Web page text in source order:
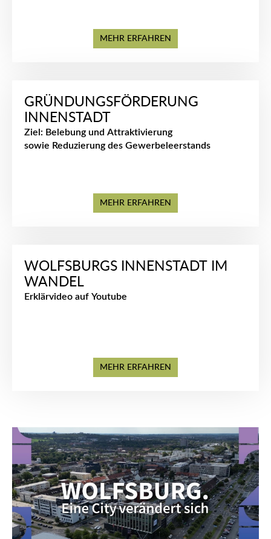
MEHR ERFAHREN
GRÜNDUNGSFÖRDERUNG
INNENSTADT
Ziel: Belebung und Attraktivierung
sowie Reduzierung des Gewerbeleerstands
MEHR ERFAHREN
WOLFSBURGS INNENSTADT IM
WANDEL
Erklärvideo auf Youtube
MEHR ERFAHREN
Video
Player